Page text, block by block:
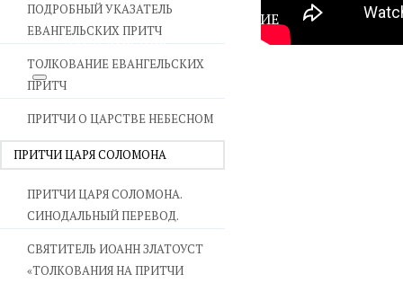
СМЕРТЬ ПОМИНОВЕНИЕ
ЕПАРХИЯ НВК
ПОДРОБНЫЙ УКАЗАТЕЛЬ
ЕВАНГЕЛЬСКИХ ПРИТЧ
ТОЛКОВАНИЕ ЕВАНГЕЛЬСКИХ
ПРИТЧ
ПРИТЧИ О ЦАРСТВЕ НЕБЕСНОМ
ПРИТЧИ ЦАРЯ СОЛОМОНА
ПРИТЧИ ЦАРЯ СОЛОМОНА.
СИНОДАЛЬНЫЙ ПЕРЕВОД.
СВЯТИТЕЛЬ ИОАНН ЗЛАТОУСТ
«ТОЛКОВАНИЯ НА ПРИТЧИ